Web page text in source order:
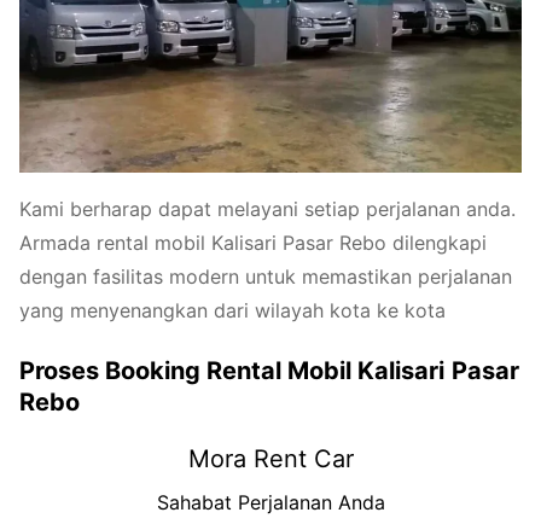
Kami berharap dapat melayani setiap perjalanan anda.
Armada rental mobil Kalisari Pasar Rebo dilengkapi
dengan fasilitas modern untuk memastikan perjalanan
yang menyenangkan dari wilayah kota ke kota
Proses Booking Rental Mobil Kalisari Pasar
Rebo
Mora Rent Car
Sahabat Perjalanan Anda